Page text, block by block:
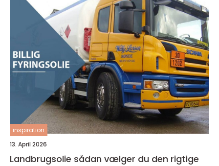
inspiration
13. April 2026
Landbrugsolie sådan vælger du den rigtige